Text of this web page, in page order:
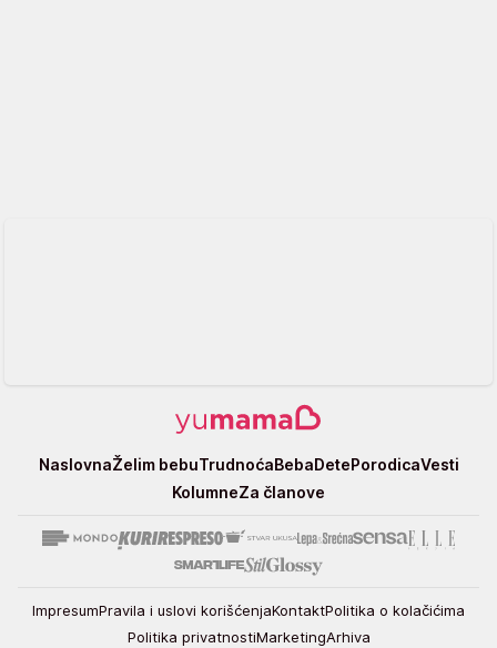
Yumama
NaslovnaŽelim bebuTrudnoćaBebaDetePorodicaVesti
KolumneZa članove
ImpresumPravila i uslovi korišćenjaKontaktPolitika o kolačićima
Politika privatnostiMarketingArhiva